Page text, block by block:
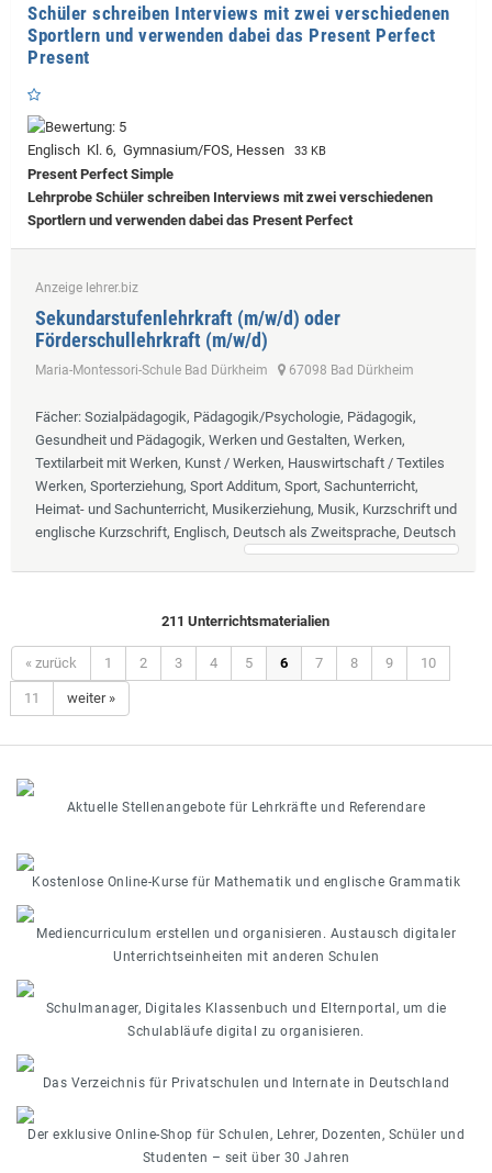
Schüler schreiben Interviews mit zwei verschiedenen
Sportlern und verwenden dabei das Present Perfect
Present
Englisch Kl. 6, Gymnasium/FOS, Hessen 33 KB
Present Perfect Simple
Lehrprobe Schüler schreiben Interviews mit zwei verschiedenen
Sportlern und verwenden dabei das Present Perfect
Anzeige lehrer.biz
Sekundarstufenlehrkraft (m/w/d) oder
Förderschullehrkraft (m/w/d)
Maria-Montessori-Schule Bad Dürkheim 67098 Bad Dürkheim
Fächer: Sozialpädagogik, Pädagogik/Psychologie, Pädagogik,
Gesundheit und Pädagogik, Werken und Gestalten, Werken,
Textilarbeit mit Werken, Kunst / Werken, Hauswirtschaft / Textiles
Werken, Sporterziehung, Sport Additum, Sport, Sachunterricht,
Heimat- und Sachunterricht, Musikerziehung, Musik, Kurzschrift und
englische Kurzschrift, Englisch, Deutsch als Zweitsprache, Deutsch
211 Unterrichtsmaterialien
« zurück 1 2 3 4 5 6 7 8 9 10
11 weiter »
Aktuelle Stellenangebote für Lehrkräfte und Referendare
Kostenlose Online-Kurse für Mathematik und englische Grammatik
Mediencurriculum erstellen und organisieren. Austausch digitaler
Unterrichtseinheiten mit anderen Schulen
Schulmanager, Digitales Klassenbuch und Elternportal, um die
Schulabläufe digital zu organisieren.
Das Verzeichnis für Privatschulen und Internate in Deutschland
Der exklusive Online-Shop für Schulen, Lehrer, Dozenten, Schüler und
Studenten – seit über 30 Jahren